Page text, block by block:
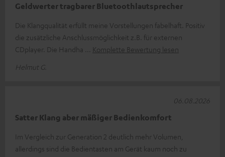
Geldwerter tragbarer Bluetoothlautsprecher
Die Klangqualität erfüllt meine Vorstellungen fabelhaft. Positiv
die zusätzliche Anschlussmöglichkeit z.B. für externen
CDplayer. Die Handha
Komplette Bewertung lesen
Helmut G.
Satter Klang aber mäßiger Bedienkomfort
Im Vergleich zur Generation 2 deutlich mehr Volumen,
allerdings sind die Bedientasten am Gerät kaum noch zu
06.08.2026